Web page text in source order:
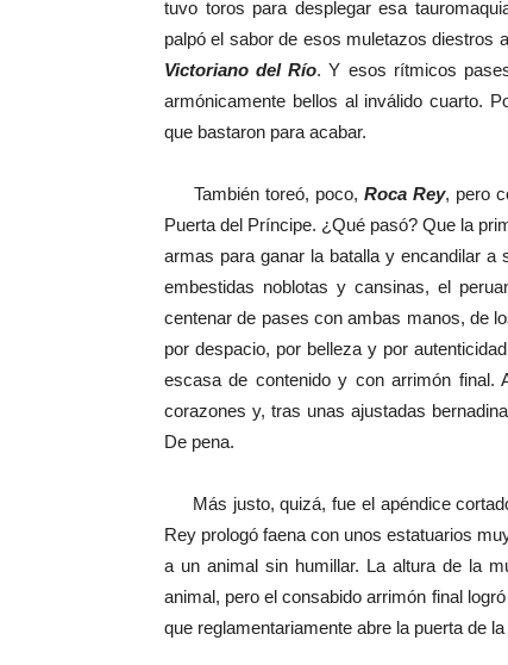
tuvo toros para desplegar esa
palpó el sabor de esos muletazos diestros
Victoriano del Río. Y esos rítmicos
armónicamente bellos al inválido cuarto.
que bastaron para acabar.
También toreó, poco, Roca Rey, pero
Puerta del Príncipe. ¿Qué pasó? Que la
armas para ganar la batalla y encandilar
embestidas noblotas y cansinas, el
centenar de pases con ambas manos, de
por despacio, por belleza y por
escasa de contenido y con arrimón final.
corazones y, tras unas ajustadas
De pena.
Más justo, quizá, fue el apéndice
Rey prologó faena con unos estatuarios
a un animal sin humillar. La altura de la
animal, pero el consabido arrimón final
que reglamentariamente abre la puerta de la